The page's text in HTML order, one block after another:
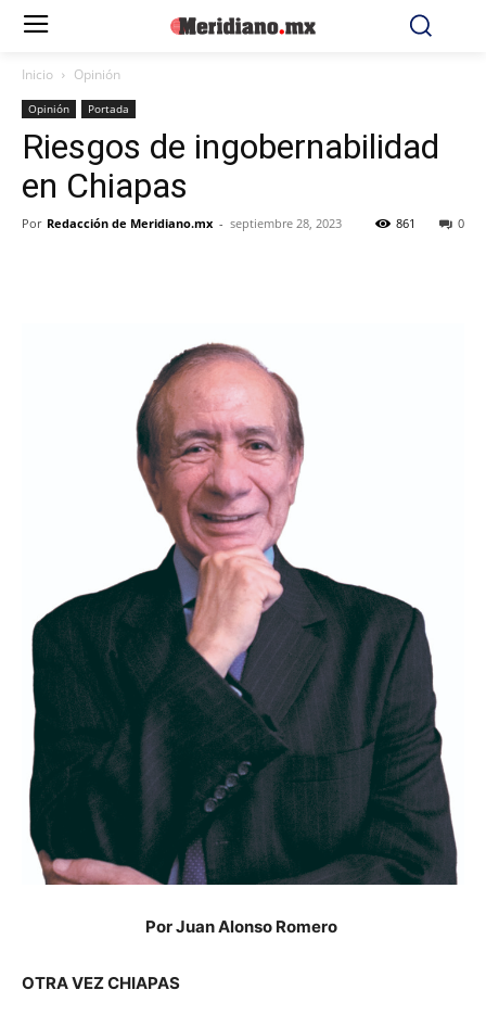
Inicio Opinión
Opinión Portada
Riesgos de ingobernabilidad
en Chiapas
Por Redacción de Meridiano.mx - septiembre 28, 2023 0
861
Por Juan Alonso Romero
OTRA VEZ CHIAPAS